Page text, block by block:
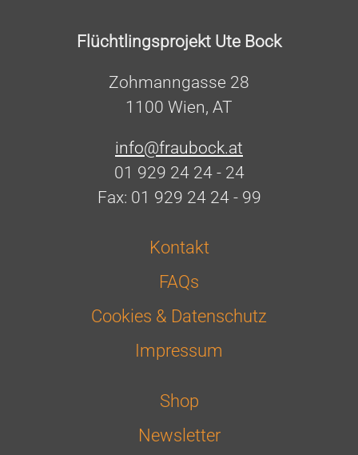
Flüchtlingsprojekt Ute Bock
Zohmanngasse 28
1100 Wien, AT
info@fraubock.at
01 929 24 24 - 24
Fax: 01 929 24 24 - 99
Kontakt
FAQs
Cookies & Datenschutz
Impressum
Shop
Newsletter